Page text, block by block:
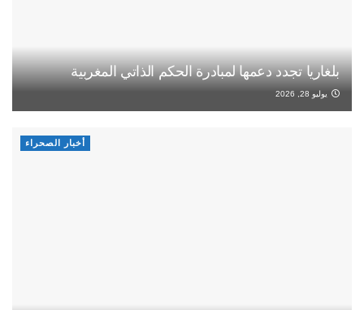
بلغاريا تجدد دعمها لمبادرة الحكم الذاتي المغربية
يوليو 28, 2026
أخبار الصحراء